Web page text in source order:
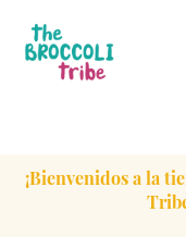
¡Bienvenidos a la